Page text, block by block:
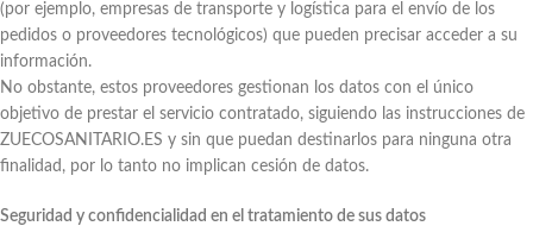
(por ejemplo, empresas de transporte y logística para el envío de los
pedidos o proveedores tecnológicos) que pueden precisar acceder a su
información.
No obstante, estos proveedores gestionan los datos con el único
objetivo de prestar el servicio contratado, siguiendo las instrucciones de
ZUECOSANITARIO.ES y sin que puedan destinarlos para ninguna otra
finalidad, por lo tanto no implican cesión de datos.
Seguridad y confidencialidad en el tratamiento de sus datos